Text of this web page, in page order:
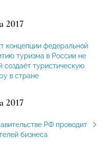
2017
федеральной
туризма в России не
создаёт туристическую
в стране
2017
РФ проводит
бизнеса